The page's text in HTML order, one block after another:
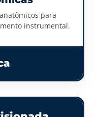
para
instrumental.